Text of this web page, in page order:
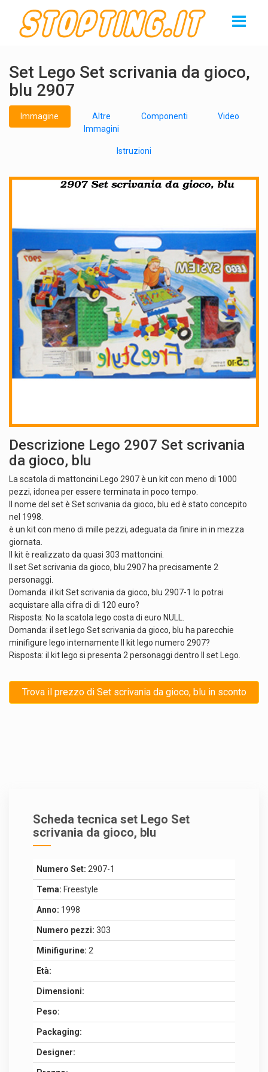
Set Lego Set scrivania da gioco,
blu 2907
Immagine
Altre
Immagini
Componenti Video
Istruzioni
Descrizione Lego 2907 Set scrivania
da gioco, blu
La scatola di mattoncini Lego 2907 è un kit con meno di 1000
pezzi, idonea per essere terminata in poco tempo.
Il nome del set è Set scrivania da gioco, blu ed è stato concepito
nel 1998.
è un kit con meno di mille pezzi, adeguata da finire in in mezza
giornata.
Il kit è realizzato da quasi 303 mattoncini.
Il set Set scrivania da gioco, blu 2907 ha precisamente 2
personaggi.
Domanda: il kit Set scrivania da gioco, blu 2907-1 lo potrai
acquistare alla cifra di di 120 euro?
Risposta: No la scatola lego costa di euro NULL.
Domanda: il set lego Set scrivania da gioco, blu ha parecchie
minifigure lego internamente Il kit lego numero 2907?
Risposta: il kit lego si presenta 2 personaggi dentro Il set Lego.
Trova il prezzo di Set scrivania da gioco, blu in sconto
Scheda tecnica set Lego Set
scrivania da gioco, blu
Numero Set: 2907-1
Tema: Freestyle
Anno: 1998
Numero pezzi: 303
Minifigurine: 2
Età:
Dimensioni:
Peso:
Packaging:
Designer: